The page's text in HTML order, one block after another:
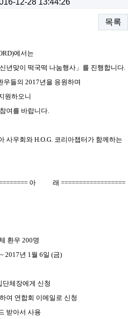
12-28 13:44:26
목록
에서는
년맞이 떡국떡 나눔행사」를 진행합니다.
우들의 2017년을 응원하며
원하오니
여를 바랍니다.
사우회와 H.O.G. 코리아챕터가 함께하는
아 래 ==================
환우 200명
2017년 1월 6일 (금)
체장에게 신청
여 연합회 이메일로 신청
받아서 사용